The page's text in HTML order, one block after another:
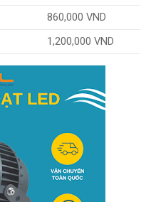
860,000 VND
1,200,000 VND